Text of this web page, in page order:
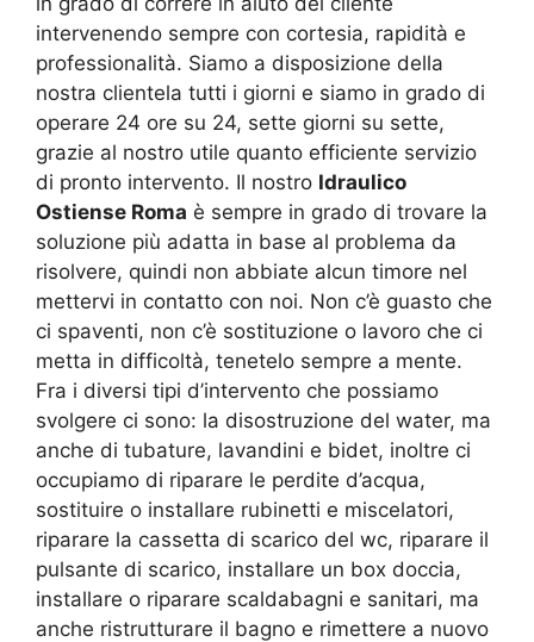
intervenendo sempre con cortesia, rapidità e
professionalità. Siamo a disposizione della
nostra clientela tutti i giorni e siamo in grado di
operare 24 ore su 24, sette giorni su sette,
grazie al nostro utile quanto efficiente servizio
di pronto intervento. Il nostro Idraulico
Ostiense Roma è sempre in grado di trovare la
soluzione più adatta in base al problema da
risolvere, quindi non abbiate alcun timore nel
mettervi in contatto con noi. Non c’è guasto che
ci spaventi, non c’è sostituzione o lavoro che ci
metta in difficoltà, tenetelo sempre a mente.
Fra i diversi tipi d’intervento che possiamo
svolgere ci sono: la disostruzione del water, ma
anche di tubature, lavandini e bidet, inoltre ci
occupiamo di riparare le perdite d’acqua,
sostituire o installare rubinetti e miscelatori,
riparare la cassetta di scarico del wc, riparare il
pulsante di scarico, installare un box doccia,
installare o riparare scaldabagni e sanitari, ma
anche ristrutturare il bagno e rimettere a nuovo